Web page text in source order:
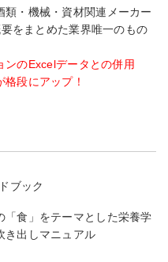
類・機械・資材関連メーカー
をまとめた業界唯一のもの
ンのExcelデータとの併用
格段にアップ！
ブック
「食」をテーマとした栄養学
き出しマニュアル